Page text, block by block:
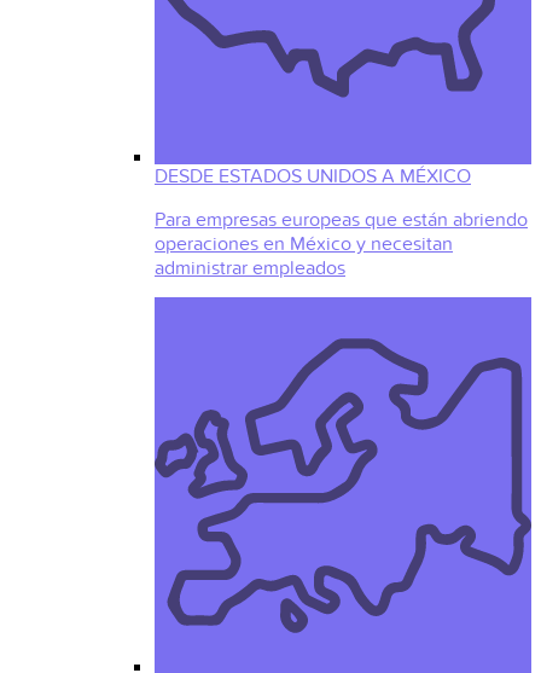
DESDE ESTADOS UNIDOS A MÉXICO
Para empresas europeas que están abriendo
operaciones en México y necesitan
administrar empleados